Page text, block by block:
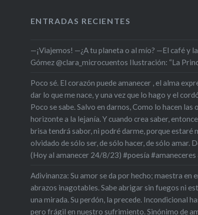
ENTRADAS RECIENTES
—¡Viajemos! —¿A tu planeta o al mío? —El café y
Gómez @clara_microcuentos Ilustración: “La
Poco sé. El corazón puede amanecer , el alma
dar lo que me nace, y una vez que lo hago y el
Poco se sabe. Salvo en darnos, Como lo hacen
horizonte a la lejanía. Y cuando crea saber,
brisa tendrá sabor, ni podré darme, porque estaré
olvidado de sólo ser, de sólo hacer, de sólo amar.
(Hoy al amanecer 24/8/23) #poesía
Adivinanza: Su amor se da por hecho; maestra en
abrazos inagotables. Sabe abrigar sin fuegos ni
una mirada. Su perdón, la precede. Incondicional
pero frágil en nuestro sufrimiento. Sinónimo de